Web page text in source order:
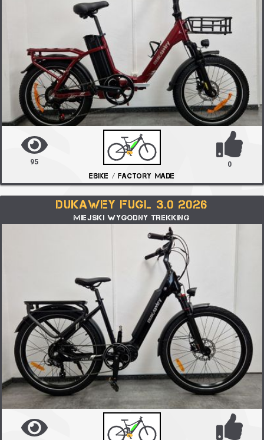
95
EBIKE / FACTORY MADE
0
DUKAWEY FUGL 3.0 2026
MIEJSKI WYGODNY TREKKING